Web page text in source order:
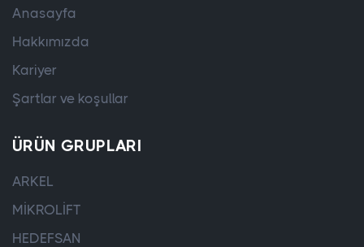
Anasayfa
Hakkımızda
Kariyer
Şartlar ve koşullar
ÜRÜN GRUPLARI
ARKEL
MİKROLİFT
HEDEFSAN